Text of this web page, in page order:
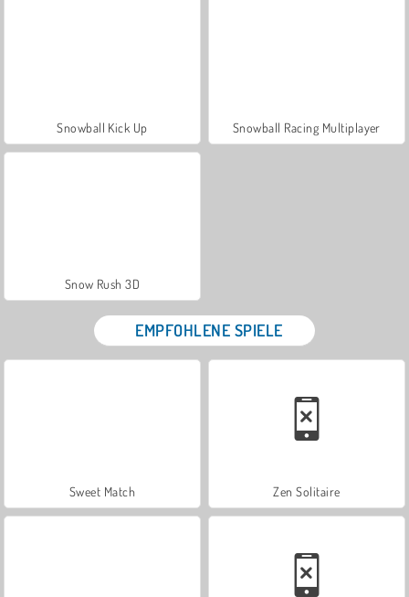
Snowball Kick Up Snowball Racing Multiplayer
Snow Rush 3D
EMPFOHLENE SPIELE
Sweet Match Zen Solitaire